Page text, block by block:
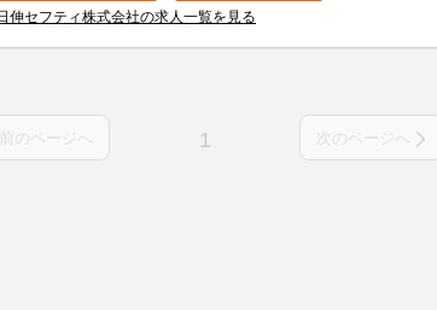
伸セフティ株式会社の求人一覧を見る
前のページへ 1 次のページへ